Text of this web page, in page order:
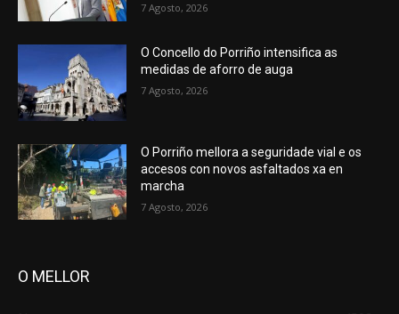
7 Agosto, 2026
O Concello do Porriño intensifica as
medidas de aforro de auga
7 Agosto, 2026
O Porriño mellora a seguridade vial e os
accesos con novos asfaltados xa en
marcha
7 Agosto, 2026
O MELLOR